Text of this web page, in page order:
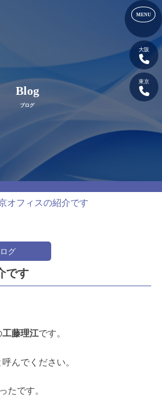
大阪
東京
Blog
ブログ
オフィスの紹介です
グ
です
工藤理江です。
んでください。
たです。